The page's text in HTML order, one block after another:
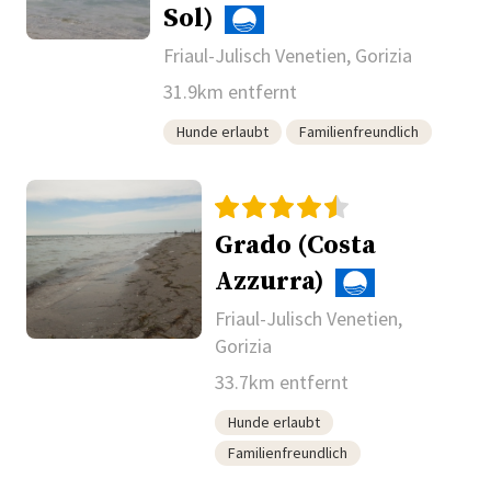
Sol)
Friaul-Julisch Venetien, Gorizia
31.9km entfernt
Hunde erlaubt Familienfreundlich
Grado (Costa
Azzurra)
Friaul-Julisch Venetien,
Gorizia
33.7km entfernt
Hunde erlaubt
Familienfreundlich